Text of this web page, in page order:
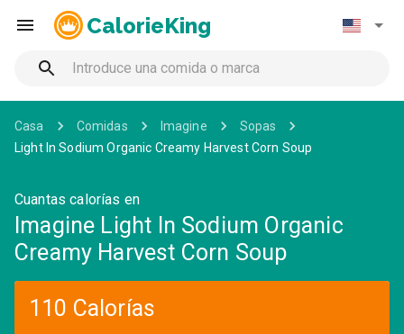
CalorieKing
Casa Comidas Imagine
Sopas
Light In Sodium Organic Creamy Harvest Corn Soup
Cuantas calorías en
Imagine Light In Sodium Organic
Creamy Harvest Corn Soup
110 Calorías